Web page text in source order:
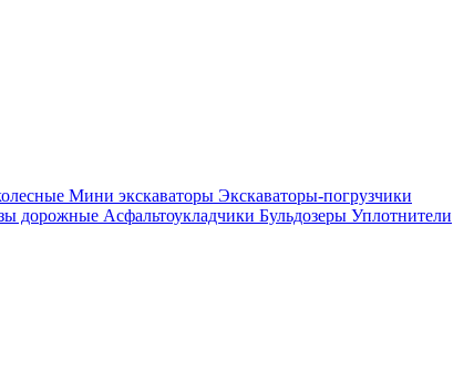
Мини экскаваторы Экскаваторы-погрузчики
дорожные Асфальтоукладчики Бульдозеры Уплотнители